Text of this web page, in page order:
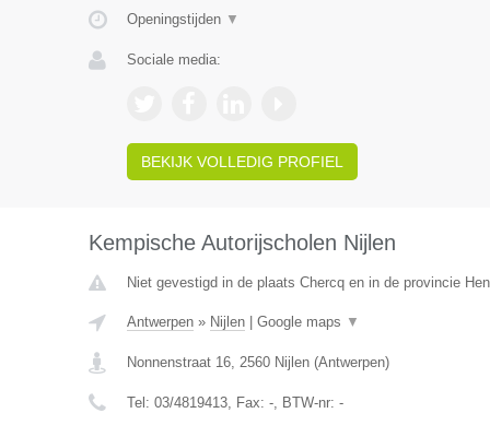
Openingstijden ▼
Sociale media:
BEKIJK VOLLEDIG PROFIEL
Kempische Autorijscholen Nijlen
Niet gevestigd in de plaats Chercq en in de provincie
Antwerpen» Nijlen| Google maps ▼
Nonnenstraat 16, 2560 Nijlen(Antwerpen)
Tel: 03/4819413, Fax: -, BTW-nr: -